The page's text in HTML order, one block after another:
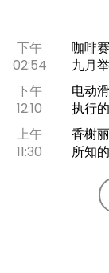
下午
02:54
咖啡
九月举
下午
12:10
电动
执行
上午
11:30
香榭
所知